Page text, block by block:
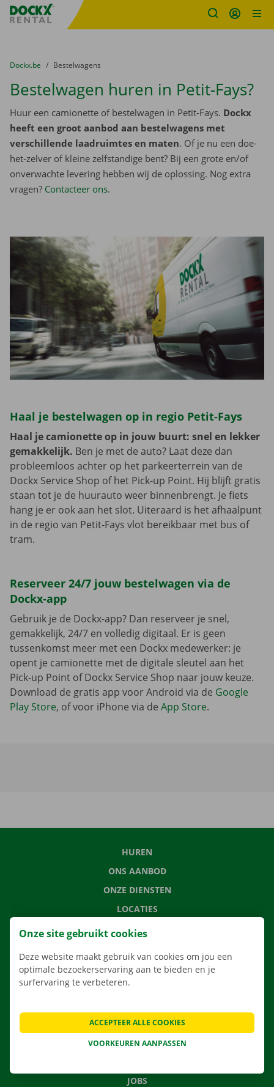
Fratello DEMO
U bevindt zich hier:
van
Dockx.be naar
Bestelwagens
Bestelwagen huren in Petit-Fays?
Huur een camionette of bestelwagen in Petit-Fays. Dockx
heeft een groot aanbod aan bestelwagens met
verschillende laadruimtes en maten. Of je nu een doe-
het-zelver of kleine zelfstandige bent? Bij een grote en/of
onverwachte levering hebben wij de oplossing. Nog extra
vragen? Contacteer ons.
Haal je bestelwagen op in regio Petit-Fays
Haal je camionette op in jouw buurt: snel en lekker
gemakkelijk. Ben je met de auto? Laat deze dan
probleemloos achter op het parkeerterrein van de
Dockx Service Shop of het Pick-up Point. Hij blijft gratis
staan tot je de huurauto weer binnenbrengt. Je fiets
hang je er ook aan het slot. Uiteraard is het afhaalpunt
in de regio van Petit-Fays vlot bereikbaar met bus of
tram.
Reserveer 24/7 jouw bestelwagen via de
Dockx-app
Gebruik je de Dockx-app? Dan reserveer je snel,
gemakkelijk, 24/7 en volledig digitaal. Er is geen
tussenkomst meer met een Dockx medewerker: je
opent je camionette met de digitale sleutel aan het
Pick-up Point of Dockx Service Shop naar jouw keuze.
Download de gratis app voor Android via de Google
Play Store, of voor iPhone via de App Store.
HUREN
ONS AANBOD
ONZE DIENSTEN
LOCATIES
APP
VEELGESTELDE VRAGEN
NIEUWS
JOBS
Onze site gebruikt cookies
Deze website maakt gebruik van cookies om jou een
optimale bezoekerservaring aan te bieden en je
surfervaring te verbeteren.
VOORKEUREN AANPASSEN
ACCEPTEER ALLE COOKIES